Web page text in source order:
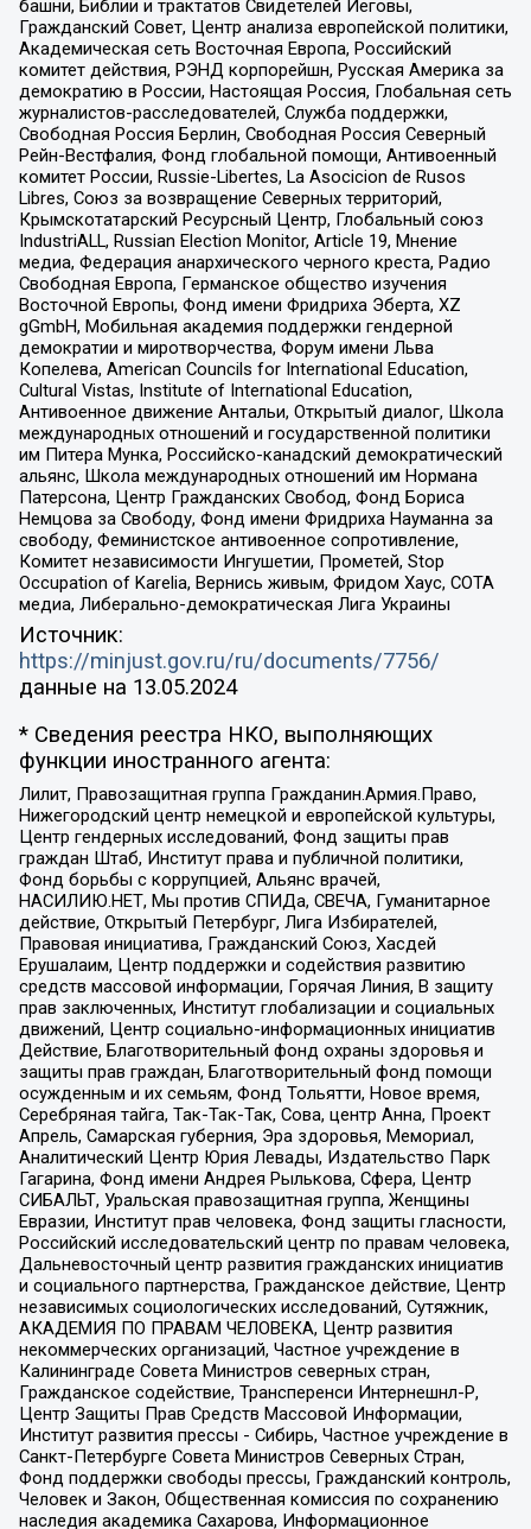
башни, Библии и трактатов Свидетелей Иеговы,
Гражданский Совет, Центр анализа европейской политики,
Академическая сеть Восточная Европа, Российский
комитет действия, РЭНД корпорейшн, Русская Америка за
демократию в России, Настоящая Россия, Глобальная сеть
журналистов-расследователей, Служба поддержки,
Свободная Россия Берлин, Свободная Россия Северный
Рейн-Вестфалия, Фонд глобальной помощи, Антивоенный
комитет России, Russie-Libertes, La Asocicion de Rusos
Libres, Союз за возвращение Северных территорий,
Крымскотатарский Ресурсный Центр, Глобальный союз
IndustriALL, Russian Election Monitor, Article 19, Мнение
медиа, Федерация анархического черного креста, Радио
Свободная Европа, Германское общество изучения
Восточной Европы, Фонд имени Фридриха Эберта, XZ
gGmbH, Мобильная академия поддержки гендерной
демократии и миротворчества, Форум имени Льва
Копелева, American Councils for International Education,
Cultural Vistas, Institute of International Education,
Антивоенное движение Антальи, Открытый диалог, Школа
международных отношений и государственной политики
им Питера Мунка, Российско-канадский демократический
альянс, Школа международных отношений им Нормана
Патерсона, Центр Гражданских Свобод, Фонд Бориса
Немцова за Свободу, Фонд имени Фридриха Науманна за
свободу, Феминистское антивоенное сопротивление,
Комитет независимости Ингушетии, Прометей, Stop
Occupation of Karelia, Вернись живым, Фридом Хаус, СОТА
медиа, Либерально-демократическая Лига Украины
Источник:
https://minjust.gov.ru/ru/documents/7756/
данные на 13.05.2024
* Сведения реестра НКО, выполняющих
функции иностранного агента:
Лилит, Правозащитная группа Гражданин.Армия.Право,
Нижегородский центр немецкой и европейской культуры,
Центр гендерных исследований, Фонд защиты прав
граждан Штаб, Институт права и публичной политики,
Фонд борьбы с коррупцией, Альянс врачей,
НАСИЛИЮ.НЕТ, Мы против СПИДа, СВЕЧА, Гуманитарное
действие, Открытый Петербург, Лига Избирателей,
Правовая инициатива, Гражданский Союз, Хасдей
Ерушалаим, Центр поддержки и содействия развитию
средств массовой информации, Горячая Линия, В защиту
прав заключенных, Институт глобализации и социальных
движений, Центр социально-информационных инициатив
Действие, Благотворительный фонд охраны здоровья и
защиты прав граждан, Благотворительный фонд помощи
осужденным и их семьям, Фонд Тольятти, Новое время,
Серебряная тайга, Так-Так-Так, Сова, центр Анна, Проект
Апрель, Самарская губерния, Эра здоровья, Мемориал,
Аналитический Центр Юрия Левады, Издательство Парк
Гагарина, Фонд имени Андрея Рылькова, Сфера, Центр
СИБАЛЬТ, Уральская правозащитная группа, Женщины
Евразии, Институт прав человека, Фонд защиты гласности,
Российский исследовательский центр по правам человека,
Дальневосточный центр развития гражданских инициатив
и социального партнерства, Гражданское действие, Центр
независимых социологических исследований, Сутяжник,
АКАДЕМИЯ ПО ПРАВАМ ЧЕЛОВЕКА, Центр развития
некоммерческих организаций, Частное учреждение в
Калининграде Совета Министров северных стран,
Гражданское содействие, Трансперенси Интернешнл-Р,
Центр Защиты Прав Средств Массовой Информации,
Институт развития прессы - Сибирь, Частное учреждение в
Санкт-Петербурге Совета Министров Северных Стран,
Фонд поддержки свободы прессы, Гражданский контроль,
Человек и Закон, Общественная комиссия по сохранению
наследия академика Сахарова, Информационное